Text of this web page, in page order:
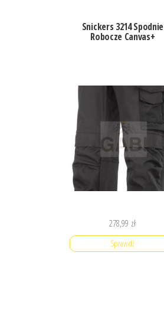
Snickers 3214 Spodnie
Robocze Canvas+
278,99 zł
Sprawdź